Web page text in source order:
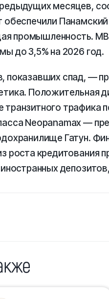
месяцев,
обеспечили
промышленность.
до 3,5% на 2026 год.
показавших спад, —
Положительная
транзитного трафика
Neopanamax —
Гатун.
роста кредитования